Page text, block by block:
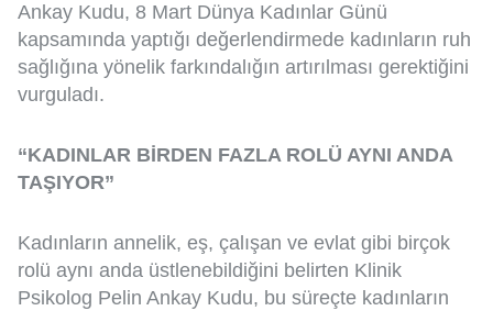
Ankay Kudu, 8 Mart Dünya Kadınlar Günü
kapsamında yaptığı değerlendirmede kadınların ruh
sağlığına yönelik farkındalığın artırılması gerektiğini
vurguladı.
“KADINLAR BİRDEN FAZLA ROLÜ AYNI ANDA
TAŞIYOR”
Kadınların annelik, eş, çalışan ve evlat gibi birçok
rolü aynı anda üstlenebildiğini belirten Klinik
Psikolog Pelin Ankay Kudu, bu süreçte kadınların